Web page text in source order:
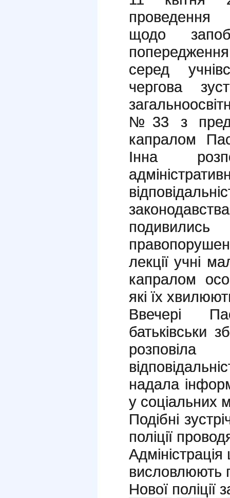
проведення
щодо
попередження
серед
чергова
№33 з
капралом
Інна
подивились
лекції учні
капралом
які їх
Ввечері
батьківськи
надала
у соціальних
Подібні
поліції
висловлюють
Нової поліції